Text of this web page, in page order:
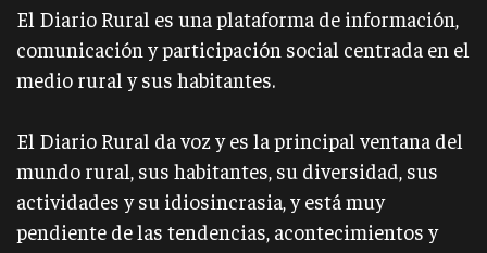
El Diario Rural es una plataforma de información,
comunicación y participación social centrada en el
medio rural y sus habitantes.
El Diario Rural da voz y es la principal ventana del
mundo rural, sus habitantes, su diversidad, sus
actividades y su idiosincrasia, y está muy
pendiente de las tendencias, acontecimientos y